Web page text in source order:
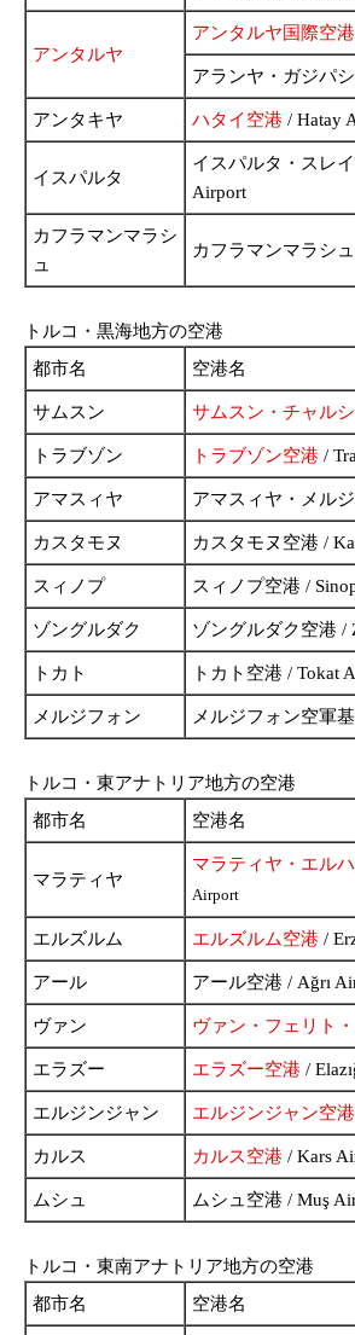
アンタルヤ
アンタルヤ国際空港
アランヤ・ガジパ
アンタキヤ ハタイ空港 / Hatay
イスパルタ
イスパルタ・スレ
Airport
カフラマンマラシ
ュ
カフラマンマラシ
トルコ・黒海地方の空港
都市名
空港名
サムスン サムスン・チャル
トラブゾン トラブゾン空港 /
アマスィヤ アマスィヤ・メル
カスタモヌ カスタモヌ空港 /
スィノプ スィノプ空港 /
ゾングルダク ゾングルダク空港 /
トカト トカト空港 / Tokat
メルジフォン メルジフォン空軍
トルコ・東アナトリア地方の空港
都市名
空港名
マラティヤ
マラティヤ・エル
Airport
エルズルム エルズルム空港 /
アール アール空港 / Ağrı
ヴァン ヴァン・フェリト
エラズー エラズー空港 /
エルジンジャン エルジンジャン空港
カルス カルス空港 / Kars
ムシュ ムシュ空港 / Muş
トルコ・東南アナトリア地方の空港
都市名
空港名